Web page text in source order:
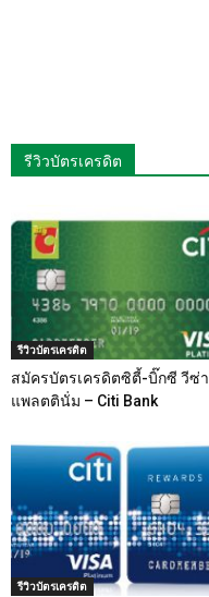
รีวิวบัตรเครดิต
รีวิวบัตรเครดิต
สมัครบัตรเครดิตซิตี้-บิ๊กซี วีซ่า
แพลตตินั่ม – Citi Bank
รีวิวบัตรเครดิต